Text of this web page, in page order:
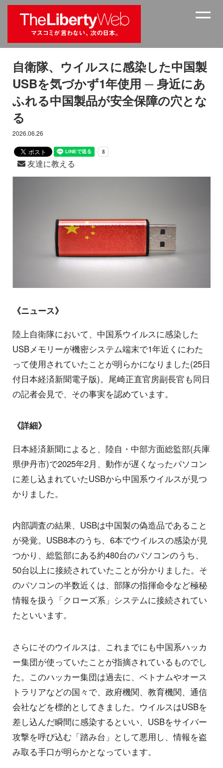
自衛隊、ウイルスに感染した中国製
USBを気づかず1年使用 ─ 身近にあ
ふれる中国製品が安全保障の穴とな
る
2026.06.26
友達に教える
《ニュース》
陸上自衛隊において、中国系ウイルスに感染した
USBメモリーが機密システム端末で1年近くにわた
って使用されていたことが明らかになりました(25日
付日本経済新聞電子版)。尾崎正直官房副長官も同日
の記者会見で、その事実を認めています。
《詳細》
日本経済新聞によると、陸自・中部方面総監部(兵庫
県伊丹市)で2025年2月、動作が遅くなったパソコン
に差し込まれていたUSBから中国系ウイルスが見つ
かりました。
内部調査の結果、USBは中国製の偽造品であること
が発覚。USB8本のうち、6本でウイルスの感染が見
つかり、総監部にある約480台のパソコンのうち、
50台以上に接続されていたことが分かりました。そ
のパソコンの半数近くは、部隊の指揮命令など極秘
情報を扱う「クローズ系」システムに接続されてい
たといいます。
さらにそのウイルスは、これまでにも中国系ハッカ
ー集団が使っていたことが指摘されているものでし
た。このハッカー集団は過去に、ベトナムやオース
トラリアなどの国々で、政府機関、教育機関、通信
会社などを標的としてきました。ウイルスはUSBを
差し込んだ瞬間に感染するといい、USBをサイバー
攻撃を呼び込む「踏み台」として悪用し、情報を盗
み取る手口が明らかとなっています。